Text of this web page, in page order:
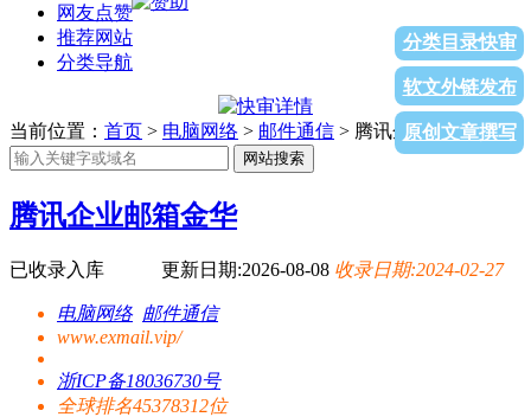
网友点赞
推荐网站
分类导航
分类目录快审
软文外链发布
原创文章撰写
当前位置： 首页 > 电脑网络 > 邮件通信 > 腾讯企业邮箱金华
网站搜索
腾讯企业邮箱金华
已收录入库 更新日期:2026-08-08 收录日期:2024-02-27
电脑网络 邮件通信
www.exmail.vip/
浙ICP备18036730号
全球排名45378312位